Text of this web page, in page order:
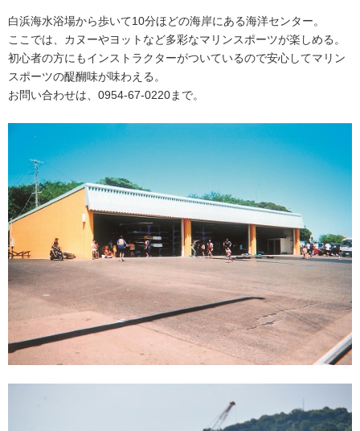
白浜海水浴場から歩いて10分ほどの海岸にある海洋センター。
ここでは、カヌーやヨットなど多彩なマリンスポーツが楽しめる。
初心者の方にもインストラクターがついているので安心してマリン
スポーツの醍醐味が味わえる。
お問い合わせは、0954-67-0220まで。